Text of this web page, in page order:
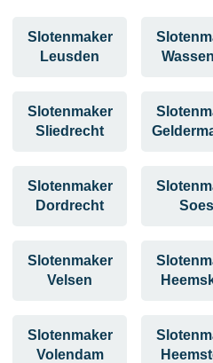
Slotenmaker
Leusden
Slotenmaker
Sliedrecht
Slotenmaker
Dordrecht
Slotenmaker
Velsen
Slotenmaker
Volendam